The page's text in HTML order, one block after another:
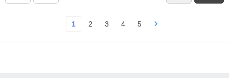
1 2 3 4 5